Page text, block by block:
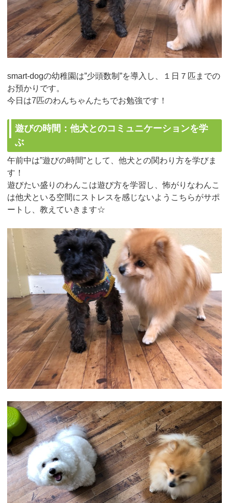
smart-dogの幼稚園は”少頭数制”を導入し、１日７匹までの
お預かりです。
今日は7匹のわんちゃんたちでお勉強です！
遊びの時間：他犬とのコミュニケーションを学
ぶ
午前中は”遊びの時間”として、他犬との関わり方を学びま
す！
遊びたい盛りのわんこは遊び方を学習し、怖がりなわんこ
は他犬といる空間にストレスを感じないようこちらがサポ
ートし、教えていきます☆